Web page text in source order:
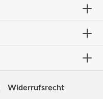
Widerrufsrecht